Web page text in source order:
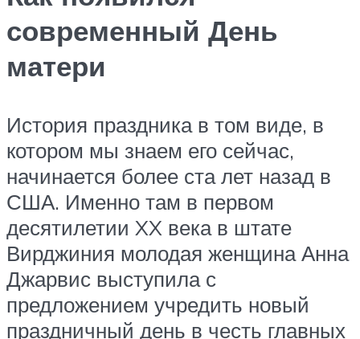
современный День
матери
История праздника в том виде, в
котором мы знаем его сейчас,
начинается более ста лет назад в
США. Именно там в первом
десятилетии XX века в штате
Вирджиния молодая женщина Анна
Джарвис выступила с
предложением учредить новый
праздничный день в честь главных